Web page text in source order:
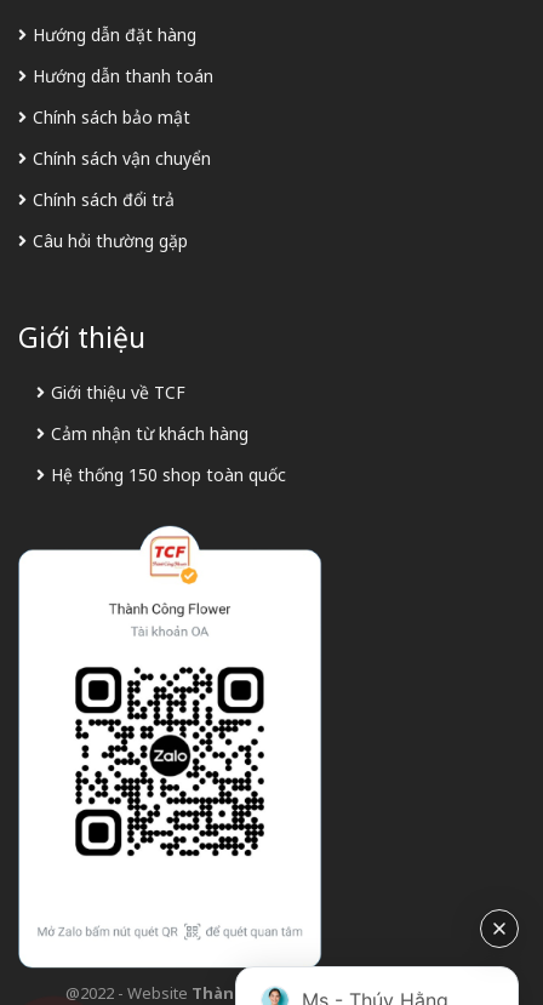
Hướng dẫn đặt hàng
Hướng dẫn thanh toán
Chính sách bảo mật
Chính sách vận chuyển
Chính sách đổi trả
Câu hỏi thường gặp
Giới thiệu
Giới thiệu về TCF
Cảm nhận từ khách hàng
Hệ thống 150 shop toàn quốc
@2022 - Website Thành Công Flower| Design bởi
Ms - Thúy Hằng